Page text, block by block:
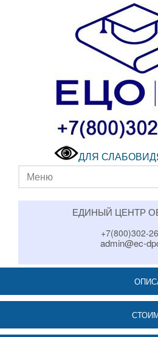
ДЛЯ
Меню
ЕДИНЫЙ ЦЕНТР
+7(800)302-
admin@ec-